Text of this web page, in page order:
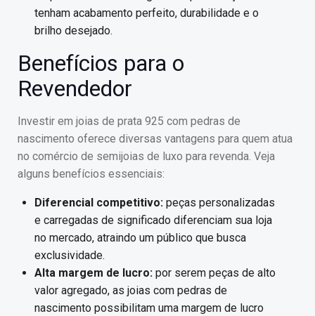
tenham acabamento perfeito, durabilidade e o
brilho desejado.
Benefícios para o
Revendedor
Investir em joias de prata 925 com pedras de
nascimento oferece diversas vantagens para quem atua
no comércio de semijoias de luxo para revenda. Veja
alguns benefícios essenciais:
Diferencial competitivo: peças personalizadas
e carregadas de significado diferenciam sua loja
no mercado, atraindo um público que busca
exclusividade.
Alta margem de lucro: por serem peças de alto
valor agregado, as joias com pedras de
nascimento possibilitam uma margem de lucro